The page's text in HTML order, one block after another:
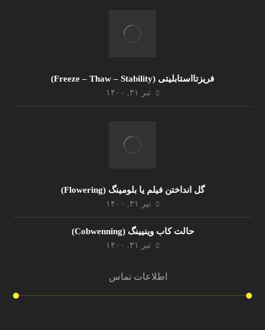
فریزتااستابلیتی (Freeze – Thaw – Stability)
تیر ۳۱, ۱۴۰۰
گل انداختن فیلم یا بلومینگ (Flowering)
تیر ۳۱, ۱۴۰۰
حالت کاب وینیینگ (Cobwenning)
تیر ۳۱, ۱۴۰۰
اطلاعات تماس